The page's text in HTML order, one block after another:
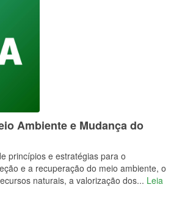
Ambiente e Mudança do
princípios e estratégias para o
e a recuperação do meio ambiente, o
naturais, a valorização dos... Leia